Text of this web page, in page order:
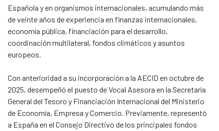
Española y en organismos internacionales, acumulando más
de veinte años de experiencia en finanzas internacionales,
economía pública, financiación para el desarrollo,
coordinación multilateral, fondos climáticos y asuntos
europeos.
Con anterioridad a su incorporación a la AECID en octubre de
2025, desempeñó el puesto de Vocal Asesora en la Secretaría
General del Tesoro y Financiación Internacional del Ministerio
de Economía, Empresa y Comercio. Previamente, representó
a España en el Consejo Directivo de los principales fondos